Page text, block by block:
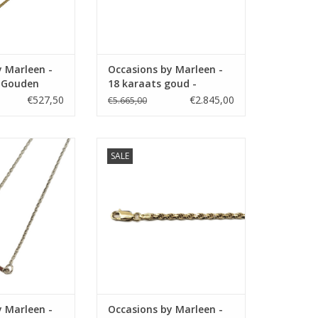
Marleen -
Gourmet -
€527,50
Occasions by Marleen -
18 karaats goud -
Geslepen gourmet collier
€5.665,00 €2.845,00
Occasions
collier -
44/45 cm
WINKELWAGEN
Marleen -
SALE
by Marleen - 14 karaats - Gouden
Occasions by Marleen -